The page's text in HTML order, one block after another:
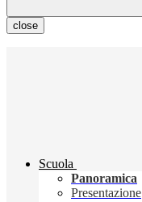
close
Scuola
Panoramica
Presentazione